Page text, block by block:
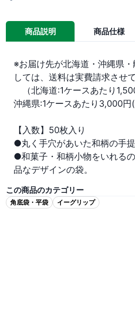
商品説明 商品仕様
※お届け先が北海道・沖縄県
しては、送料は実費請求させ
（北海道:1ケースあたり
沖縄県:1ケースあたり3,000円(
【入数】50枚入り
●丸く手穴があいた和柄の手提
●和菓子・和柄小物をいれる
品なデザインの袋。
この商品のカテゴリー
角底袋・平袋 イーグリップ